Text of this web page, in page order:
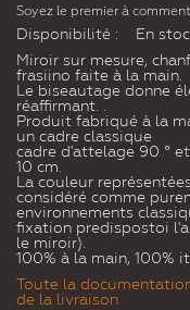
Soyez le premier à
Disponibilité :
En
Miroir sur mesure,
frasiino faite à la main.
Le biseautage donne
réaffirmant. .
Produit fabriqué à la
un cadre classique
cadre d'attelage 90 °
10 cm.
La couleur
considéré comme
environnements
fixation predispostoi
le miroir).
100% à la main, 100%
Toute la
de la livraison